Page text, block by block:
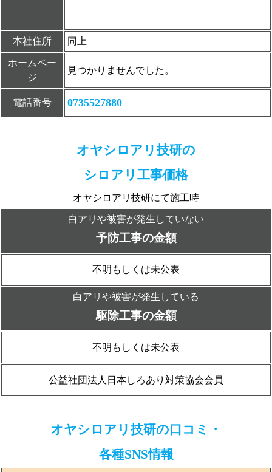
本社住所 同上
ホームペー
ジ
見つかりませんでした。
電話番号 0735527880
オヤシロアリ技研の
シロアリ工事価格
オヤシロアリ技研にて施工時
白アリや被害が発生していない
予防工事の金額
不明もしくは未公表
白アリや被害が発生している
駆除工事の金額
不明もしくは未公表
公益社団法人日本しろあり対策協会会員
オヤシロアリ技研の口コミ・
各種SNS情報